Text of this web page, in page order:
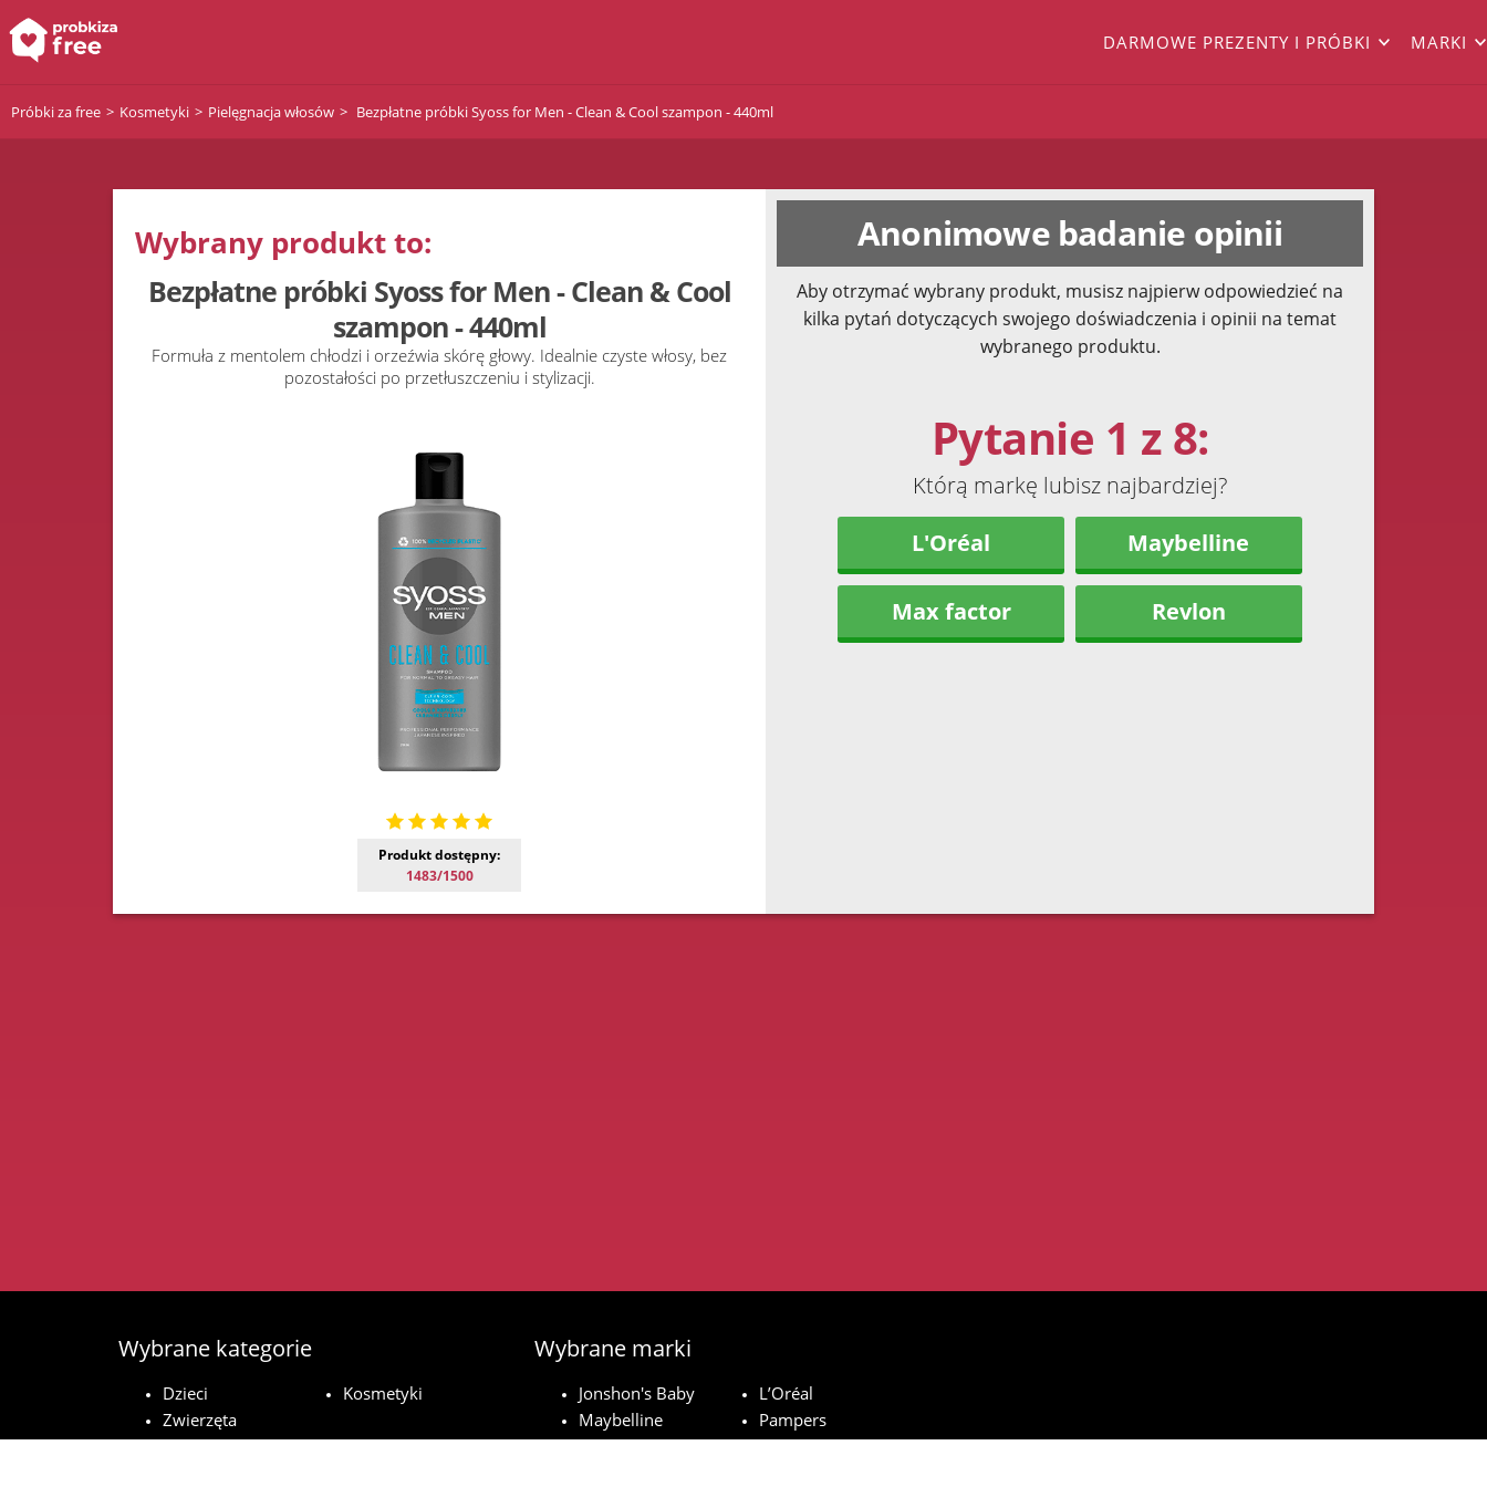
DARMOWE PREZENTY I PRÓBKI MARKI
Próbki za free Kosmetyki Pielęgnacja włosów Bezpłatne próbki Syoss for Men - Clean & Cool szampon - 440ml
Wybrany produkt to:
Bezpłatne próbki Syoss for Men - Clean & Cool
szampon - 440ml
Formuła z mentolem chłodzi i orzeźwia skórę głowy. Idealnie czyste włosy, bez
pozostałości po przetłuszczeniu i stylizacji.
Produkt dostępny:
1483/1500
Anonimowe badanie opinii
Aby otrzymać wybrany produkt, musisz najpierw odpowiedzieć na
kilka pytań dotyczących swojego doświadczenia i opinii na temat
wybranego produktu.
Pytanie 1 z 8:
Którą markę lubisz najbardziej?
L'Oréal
Maybelline
Max factor Revlon
Wybrane kategorie
Dzieci
Kosmetyki
Zwierzęta
domowe
Wybrane marki
Jonshon's Baby
L’Oréal
Maybelline
Pampers
Royal Canin